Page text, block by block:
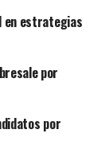
en estrategias
por
por